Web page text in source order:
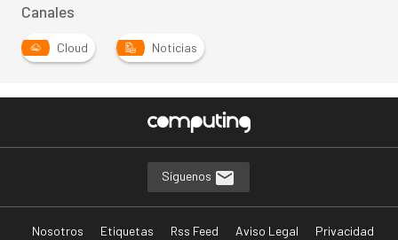
Canales
Cloud Noticias
Síguenos
Nosotros Etiquetas Rss Feed Aviso Legal
Privacidad